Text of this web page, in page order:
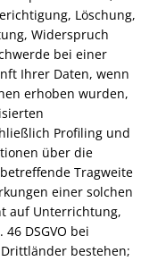
Löschung,
Widerspruch
bei einer
Ihrer Daten, wenn
erhoben wurden,
Profiling und
über die
Tragweite
einer solchen
auf Unterrichtung,
46 DSGVO bei
bestehen;